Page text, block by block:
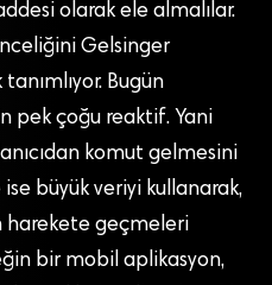
olarak ele almalılar.
Gelsinger
Bugün
pek çoğu reaktif. Yani
komut gelmesini
büyük veriyi kullanarak,
harekete geçmeleri
bir mobil aplikasyon,